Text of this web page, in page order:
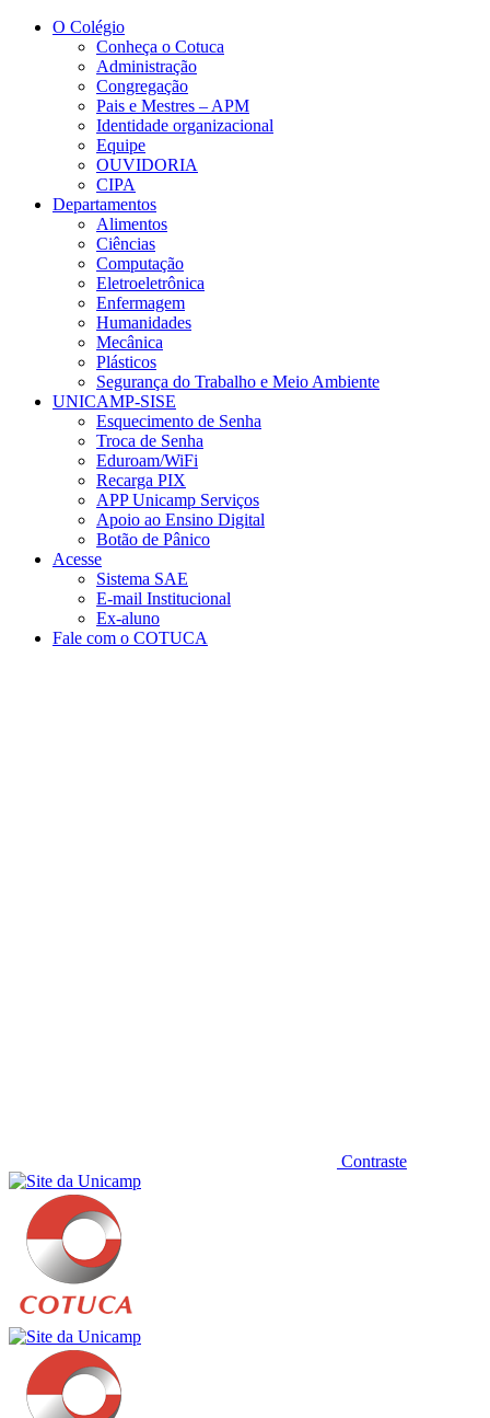
Conteúdo principal
O Colégio
Conheça o Cotuca
Administração
Congregação
Pais e Mestres – APM
Identidade organizacional
Equipe
OUVIDORIA
CIPA
Departamentos
Alimentos
Ciências
Computação
Eletroeletrônica
Enfermagem
Humanidades
Mecânica
Plásticos
Segurança do Trabalho e Meio Ambiente
UNICAMP-SISE
Esquecimento de Senha
Troca de Senha
Eduroam/WiFi
Recarga PIX
APP Unicamp Serviços
Apoio ao Ensino Digital
Botão de Pânico
Acesse
Sistema SAE
E-mail Institucional
Ex-aluno
Fale com o COTUCA
Contraste